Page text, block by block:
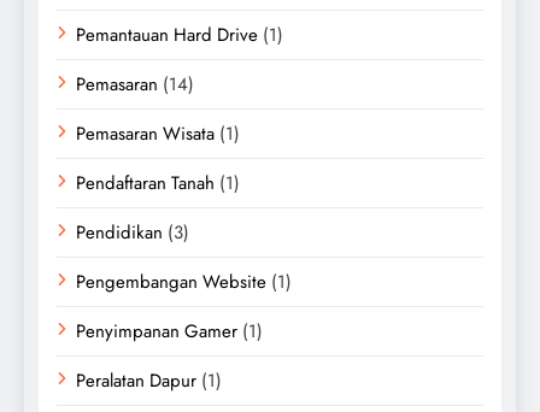
Pemantauan Hard Drive (1)
Pemasaran (14)
Pemasaran Wisata (1)
Pendaftaran Tanah (1)
Pendidikan (3)
Pengembangan Website (1)
Penyimpanan Gamer (1)
Peralatan Dapur (1)